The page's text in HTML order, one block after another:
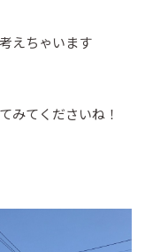
えちゃいます
みてくださいね！